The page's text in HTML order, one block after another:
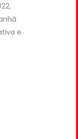
e